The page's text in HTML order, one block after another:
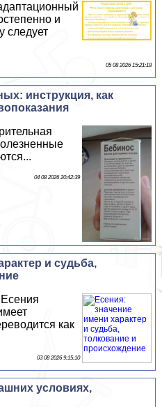
и
следует
05 08 2026 15:21:18
инструкция, как
04 08 2026 20:42:39
и судьба,
как
03 08 2026 9:15:10
условиях,